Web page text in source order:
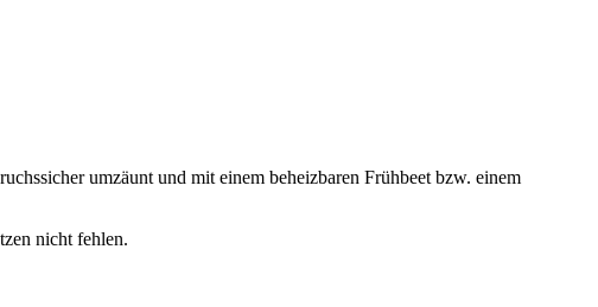
umzäunt und mit einem beheizbaren Frühbeet bzw. einem
nicht fehlen.